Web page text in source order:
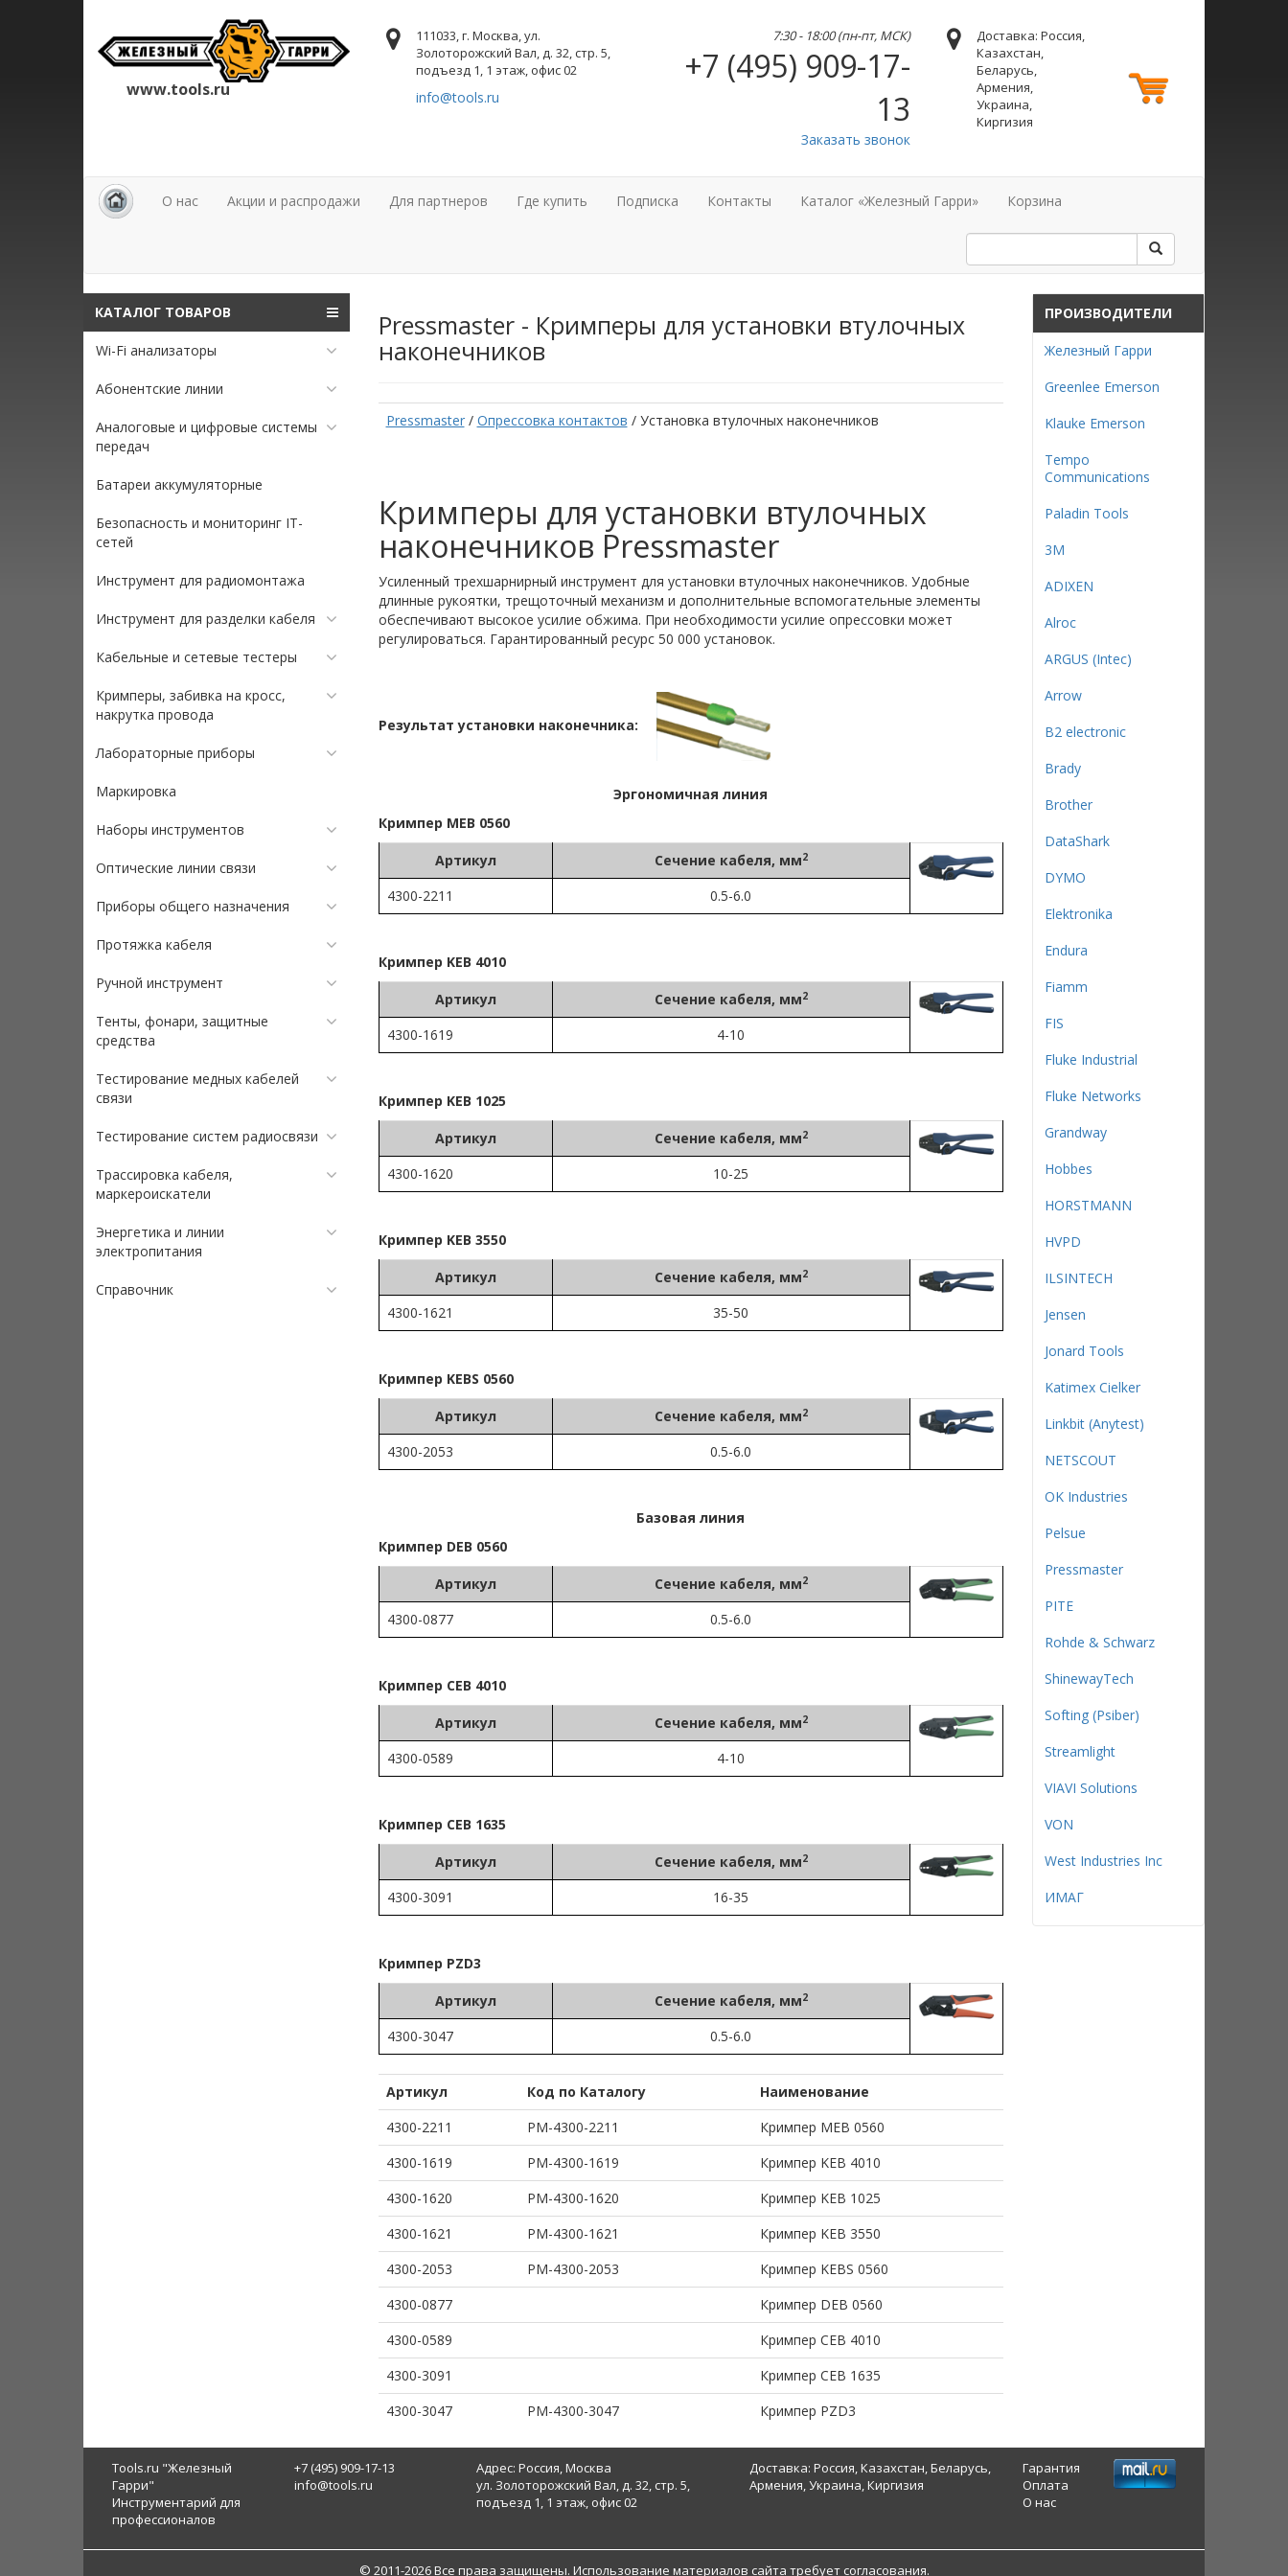
www.tools.ru
111033, г. Москва, ул.
Золоторожский Вал, д. 32, стр. 5,
подъезд 1, 1 этаж, офис 02
info@tools.ru
7:30 - 18:00 (пн-пт, МСК)
+7 (495) 909-17-
13
Заказать звонок
Доставка: Россия,
Казахстан,
Беларусь,
Армения,
Украина,
Киргизия
О нас Акции и распродажи Для партнеров Где купить Подписка Контакты Каталог «Железный Гарри» Корзина
КАТАЛОГ ТОВАРОВ
Wi-Fi анализаторы
Абонентские линии
Аналоговые и цифровые системы
передач
Батареи аккумуляторные
Безопасность и мониторинг IT-
сетей
Инструмент для радиомонтажа
Инструмент для разделки кабеля
Кабельные и сетевые тестеры
Кримперы, забивка на кросс,
накрутка провода
Лабораторные приборы
Маркировка
Наборы инструментов
Оптические линии связи
Приборы общего назначения
Протяжка кабеля
Ручной инструмент
Тенты, фонари, защитные
средства
Тестирование медных кабелей
связи
Тестирование систем радиосвязи
Трассировка кабеля,
маркероискатели
Энергетика и линии
электропитания
Справочник
Pressmaster - Кримперы для установки втулочных
наконечников
Pressmaster/ Опрессовка контактов / Установка втулочных наконечников
Кримперы для установки втулочных
наконечников Pressmaster
Усиленный трехшарнирный инструмент для установки втулочных наконечников. Удобные
длинные рукоятки, трещоточный механизм и дополнительные вспомогательные элементы
обеспечивают высокое усилие обжима. При необходимости усилие опрессовки может
регулироваться. Гарантированный ресурс 50 000 установок.
Результат установки наконечника:
Эргономичная линия
Кримпер MEB 0560
Артикул Сечение кабеля, мм2
4300-2211 0.5-6.0
Кримпер KEB 4010
Артикул Сечение кабеля, мм2
4300-1619 4-10
Кримпер KEB 1025
Артикул Сечение кабеля, мм2
4300-1620 10-25
Кримпер KEB 3550
Артикул Сечение кабеля, мм2
4300-1621 35-50
Кримпер KEBS 0560
Артикул Сечение кабеля, мм2
4300-2053 0.5-6.0
Базовая линия
Кримпер DEB 0560
Артикул Сечение кабеля, мм2
4300-0877 0.5-6.0
Кримпер CEB 4010
Артикул Сечение кабеля, мм2
4300-0589 4-10
Кримпер CEB 1635
Артикул Сечение кабеля, мм2
4300-3091 16-35
Кримпер PZD3
Артикул Сечение кабеля, мм2
4300-3047 0.5-6.0
Артикул Код по Каталогу
Наименование
4300-2211
PM-4300-2211
Кримпер MEB 0560
4300-1619
PM-4300-1619
Кримпер KEB 4010
4300-1620
PM-4300-1620
Кримпер KEB 1025
4300-1621
PM-4300-1621
Кримпер KEB 3550
4300-2053
PM-4300-2053
Кримпер KEBS 0560
4300-0877
Кримпер DEB 0560
4300-0589
Кримпер CEB 4010
4300-3091
Кримпер CEB 1635
4300-3047
PM-4300-3047 Кримпер PZD3
ПРОИЗВОДИТЕЛИ
Железный Гарри
Greenlee Emerson
Klauke Emerson
Tempo
Communications
Paladin Tools
3М
ADIXEN
Alroc
ARGUS (Intec)
Arrow
B2 electronic
Brady
Brother
DataShark
DYMO
Elektronika
Endura
Fiamm
FIS
Fluke Industrial
Fluke Networks
Grandway
Hobbes
HORSTMANN
HVPD
ILSINTECH
Jensen
Jonard Tools
Katimex Cielker
Linkbit (Anytest)
NETSCOUT
OK Industries
Pelsue
Pressmaster
PITE
Rohde & Schwarz
ShinewayTech
Softing (Psiber)
Streamlight
VIAVI Solutions
VON
West Industries Inc
ИМАГ
Tools.ru "Железный
Гарри"
Инструментарий для
профессионалов
+7 (495) 909-17-13
info@tools.ru
Адрес: Россия, Москва
ул. Золоторожский Вал, д. 32, стр. 5,
подъезд 1, 1 этаж, офис 02
Доставка: Россия, Казахстан, Беларусь,
Армения, Украина, Киргизия
Гарантия
Оплата
О нас
© 2011-2026 Все права защищены. Использование материалов сайта требует согласования.